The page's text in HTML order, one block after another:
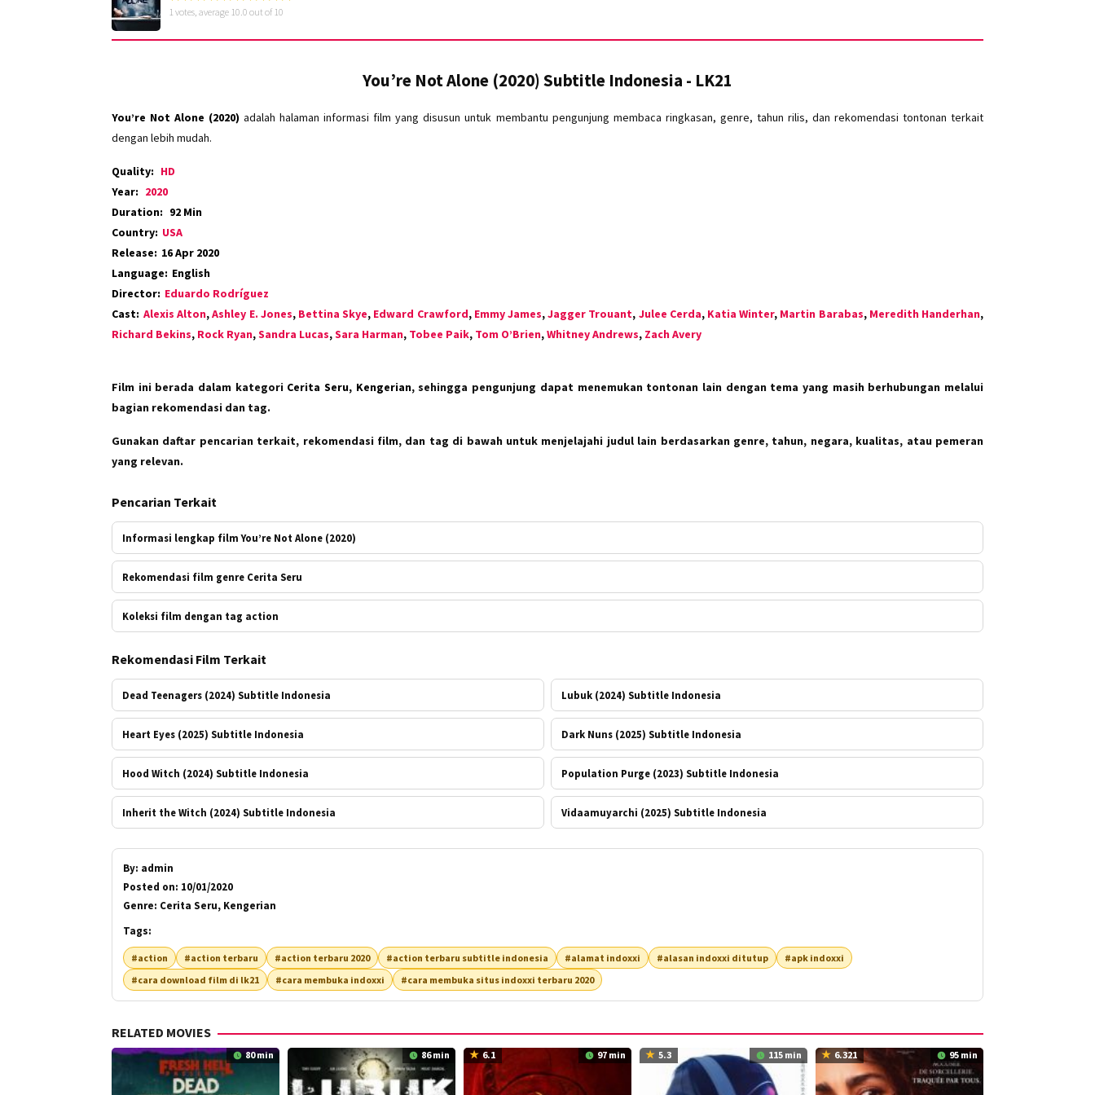
1 votes, average 10.0 out of 10
You’re Not Alone (2020) Subtitle Indonesia - LK21
You’re Not Alone (2020) adalah halaman informasi film yang disusun untuk membantu pengunjung membaca ringkasan, genre, tahun rilis, dan rekomendasi tontonan terkait
dengan lebih mudah.
Quality: HD
Year: 2020
Duration: 92 Min
Country: USA
Release: 16 Apr 2020
Language: English
Director: Eduardo Rodríguez
Cast: Alexis Alton,Ashley E. Jones, Bettina Skye, Edward Crawford, Emmy James,Jagger Trouant, Julee Cerda, Katia Winter, Martin Barabas, Meredith Handerhan,
Richard Bekins, Rock Ryan,Sandra Lucas,Sara Harman, Tobee Paik, Tom O’Brien,Whitney Andrews, Zach Avery
Film ini berada dalam kategori Cerita Seru, Kengerian, sehingga pengunjung dapat menemukan tontonan lain dengan tema yang masih berhubungan melalui
bagian rekomendasi dan tag.
Gunakan daftar pencarian terkait, rekomendasi film, dan tag di bawah untuk menjelajahi judul lain berdasarkan genre, tahun, negara, kualitas, atau pemeran
yang relevan.
Pencarian Terkait
Informasi lengkap film You’re Not Alone (2020)
Rekomendasi film genre Cerita Seru
Koleksi film dengan tag action
Rekomendasi Film Terkait
Dead Teenagers (2024) Subtitle Indonesia Lubuk (2024) Subtitle Indonesia
Heart Eyes (2025) Subtitle Indonesia Dark Nuns (2025) Subtitle Indonesia
Hood Witch (2024) Subtitle Indonesia Population Purge (2023) Subtitle Indonesia
Inherit the Witch (2024) Subtitle Indonesia Vidaamuyarchi (2025) Subtitle Indonesia
By: admin
Posted on: 10/01/2020
Genre: Cerita Seru, Kengerian
Tags:
#action #action terbaru #action terbaru 2020 #action terbaru subtitle indonesia #alamat indoxxi #alasan indoxxi ditutup
#apk indoxxi
#cara download film di lk21
#cara membuka indoxxi #cara membuka situs indoxxi terbaru 2020
RELATED MOVIES
80 min 86 min 6.1 97 min 5.3 115 min 6.321 95 min